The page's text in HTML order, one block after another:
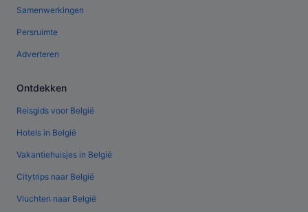
Samenwerkingen
Persruimte
Adverteren
Ontdekken
Reisgids voor België
Hotels in België
Vakantiehuisjes in België
Citytrips naar België
Vluchten naar België